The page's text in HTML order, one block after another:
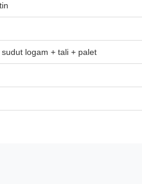
logam + tali + palet